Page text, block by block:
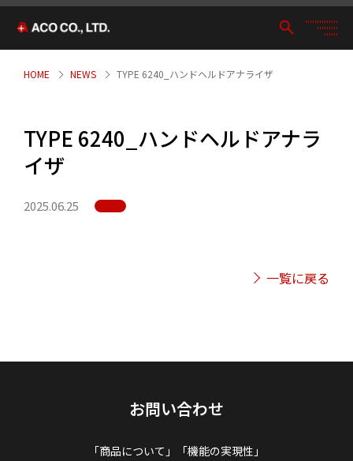
HOME NEWS TYPE 6240_ハンドヘルドアナライザ
TYPE 6240_ハンドヘルドアナラ
イザ
2025.06.25
一覧に戻る
お問い合わせ
「商品について」「機能の実現性」